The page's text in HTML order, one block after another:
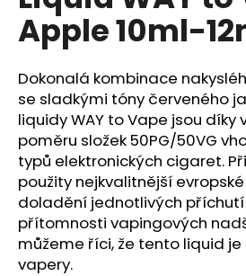
0,0
z
hvězdiček.
Apple 10ml-
Dokonalá kombinace
se sladkými tóny červeného
liquidy WAY to Vape jsou díky
poměru složek 50PG/50VG
typů elektronických cigaret.
použity nejkvalitnější
doladění jednotlivých
přítomnosti vapingových
můžeme říci, že tento liquid
vapery.
a
j
í
t
?
HLEDAT